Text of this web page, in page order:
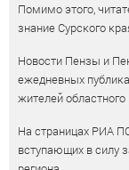
Помимо этого,
знание Сурского
Новости Пензы и
ежедневных
жителей областного
На страницах РИА
вступающих в силу